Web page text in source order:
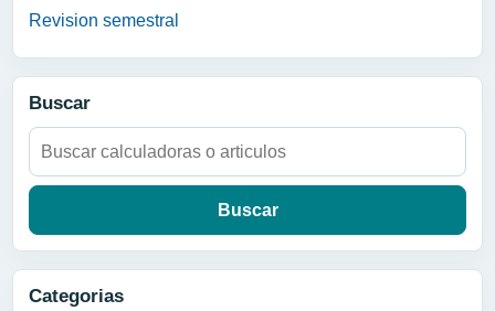
Revision semestral
Buscar
Buscar:
Categorias